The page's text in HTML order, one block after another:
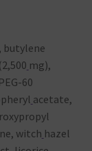
butylene
mg),
60
acetate,
witch hazel